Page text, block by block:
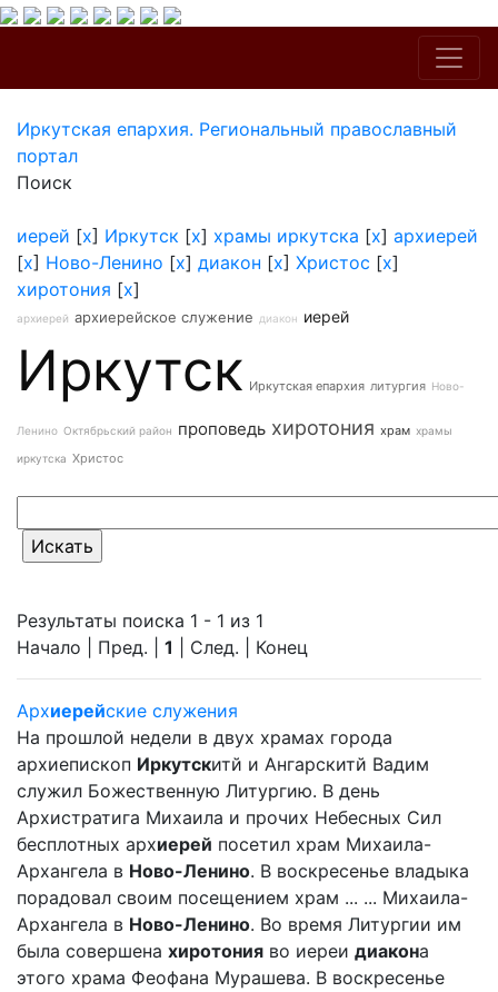
Иркутская епархия. Региональный православный
портал
Поиск
иерей [x] Иркутск [x] храмы иркутска [x] архиерей
[x] Ново-Ленино [x] диакон [x] Христос [x]
хиротония [x]
архиерей архиерейское служение диакон иерей
Иркутск Иркутская епархия литургия Ново-
Ленино Октябрьский район проповедь хиротония храм храмы
иркутска Христос
Результаты поиска 1 - 1 из 1
Начало | Пред. | 1 | След. | Конец
Архиерейские служения
На прошлой недели в двух храмах города
архиепископ Иркутскитй и Ангарскитй Вадим
служил Божественную Литургию. В день
Архистратига Михаила и прочих Небесных Сил
бесплотных архиерей посетил храм Михаила-
Архангела в Ново-Ленино. В воскресенье владыка
порадовал своим посещением храм ... ... Михаила-
Архангела в Ново-Ленино. Во время Литургии им
была совершена хиротония во иереи диакона
этого храма Феофана Мурашева. В воскресенье